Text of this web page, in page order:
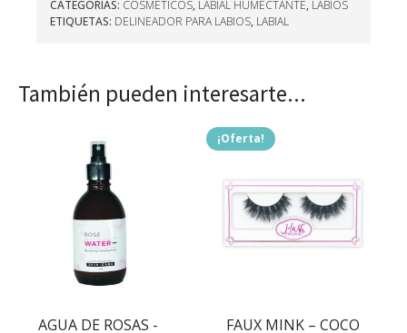
CATEGORÍAS: COSMÉTICOS, LABIAL HUMECTANTE, LABIOS
ETIQUETAS: DELINEADOR PARA LABIOS, LABIAL
También pueden interesarte...
AGUA DE ROSAS -
¡Oferta!
FAUX MINK – COCO